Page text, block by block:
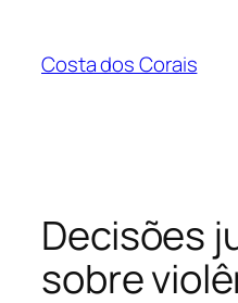
Costa dos Corais
Decisões
sobre